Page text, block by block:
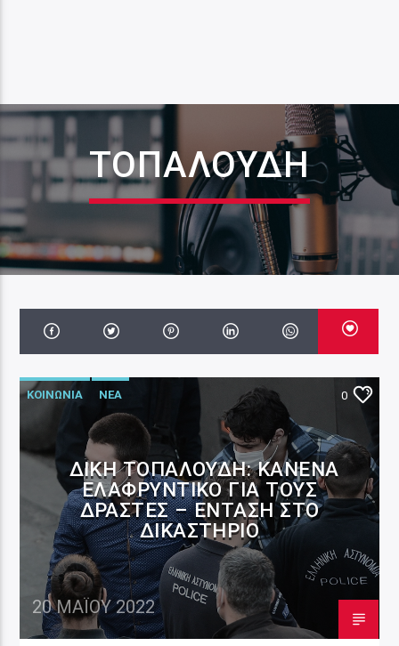
ΤΟΠΑΛΟΥΔΗ
ΚΟΙΝΩΝΙΑ ΝΕΑ 0
ΔΊΚΗ ΤΟΠΑΛΟΎΔΗ: ΚΑΝΈΝΑ
ΕΛΑΦΡΥΝΤΙΚΌ ΓΙΑ ΤΟΥΣ
ΔΡΆΣΤΕΣ – ΈΝΤΑΣΗ ΣΤΟ
ΔΙΚΑΣΤΉΡΙΟ
20 ΜΑΪ́ΟΥ 2022